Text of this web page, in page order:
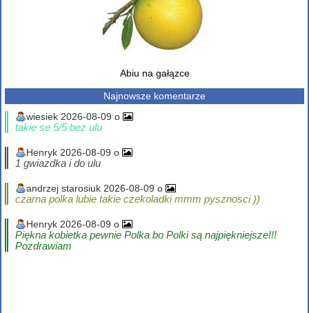
Abiu na gałązce
Najnowsze komentarze
wiesiek 2026-08-09 o
takie se 5/5 bez ulu
Henryk 2026-08-09 o
1 gwiazdka i do ulu
andrzej starosiuk 2026-08-09 o
czarna polka lubie takie czekoladki mmm pysznosci ))
Henryk 2026-08-09 o
Piękna kobietka pewnie Polka bo Polki są najpiękniejsze!!!
Pozdrawiam